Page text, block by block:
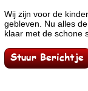
Wij zijn voor de
gebleven. Nu alles
klaar met de schone